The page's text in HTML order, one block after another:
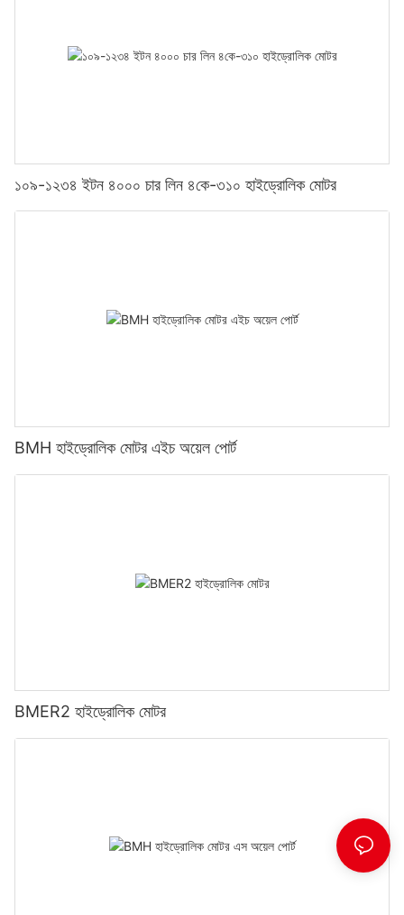
১০৯-১২৩৪ ইটন ৪০০০ চার লিন ৪কে-৩১০ হাইড্রোলিক মোটর
BMH হাইড্রোলিক মোটর এইচ অয়েল পোর্ট
BMER2 হাইড্রোলিক মোটর